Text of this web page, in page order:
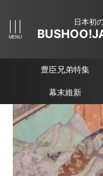
日本初
豊臣兄弟特集
幕末維新